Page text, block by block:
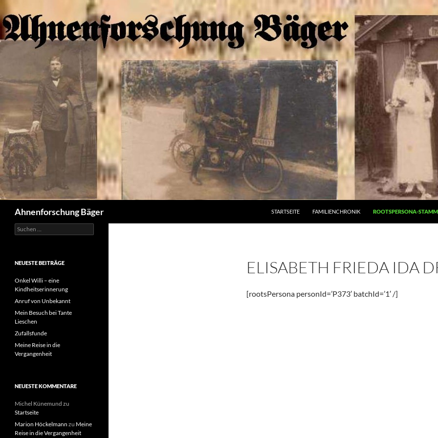
Inhalt
springen
Ahnenforschung Bäger STARTSEITE FAMILIENCHRONIK ROOTSPERSONA-
ELISABETH FRIEDA IDA
[rootsPersona personId=’P373′ batchId=’1′ /]
Suchen
nach:
NEUESTE BEITRÄGE
Onkel Willi – eine
Kindheitserinnerung
Anruf von Unbekannt
Mein Besuch bei Tante
Lieschen
Zufallsfunde
Meine Reise in die
Vergangenheit
NEUESTE KOMMENTARE
Michel Künemund zu
Startseite
Marion Höckelmann zu Meine
Reise in die Vergangenheit